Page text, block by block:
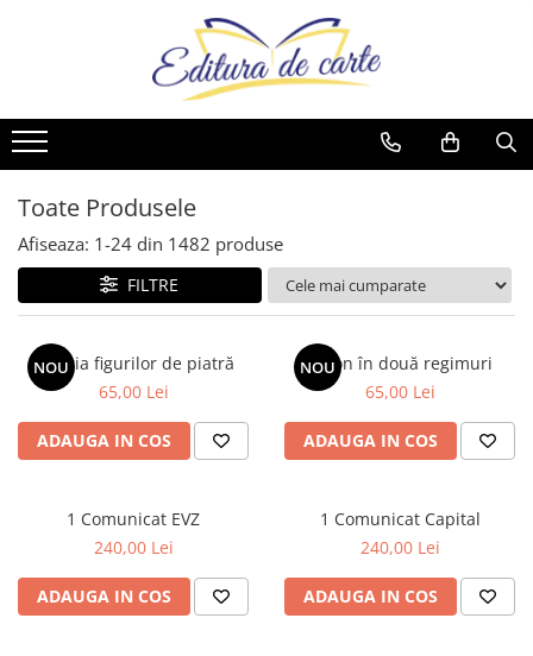
Capital
Evenimentul Zilei
Artă
Beletristică
Cultură generală
Cărți pentru copii
Drept/Legislație
Filosofie
Hobby
Istorie/Critica
Cărți
Reviste
Capital
Evenimentul Istoric
electronice
Reviste
Comunicate
Cărți
Reviste
Toate Produsele
Afiseaza: 1-24 din 1482 produse
FILTRE
NOU
Galeria figurilor de piatră
65,00 Lei
ADAUGA IN COS
NOU
Spion în două regimuri
65,00 Lei
ADAUGA IN COS
1 Comunicat EVZ
240,00 Lei
ADAUGA IN COS
1 Comunicat Capital
240,00 Lei
ADAUGA IN COS